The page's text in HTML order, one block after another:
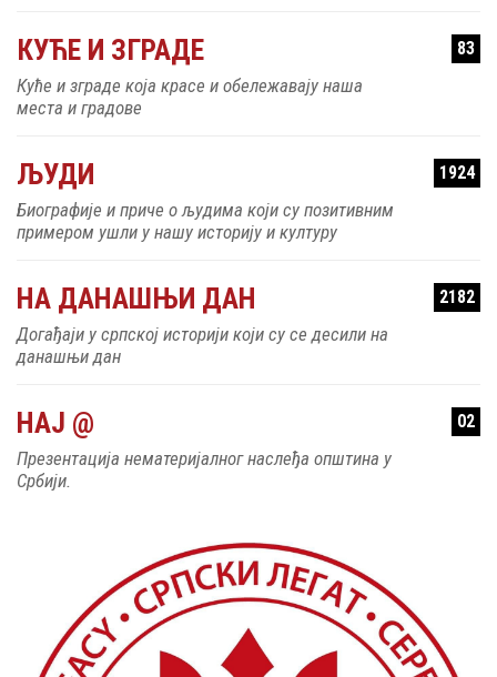
КУЋЕ И ЗГРАДЕ 83
Куће и зграде која красе и обележавају наша
места и градове
ЉУДИ 1924
Биографије и приче о људима који су позитивним
примером ушли у нашу историју и културу
НА ДАНАШЊИ ДАН 2182
Догађаји у српској историји који су се десили на
данашњи дан
НАЈ @ 02
Презентација нематеријалног наслеђа општина у
Србији.